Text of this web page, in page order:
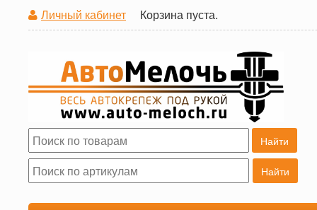
Личный кабинет Корзина пуста.
Форма поиска
Поиск